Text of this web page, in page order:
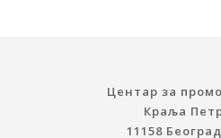
Центар за
Краља
11158